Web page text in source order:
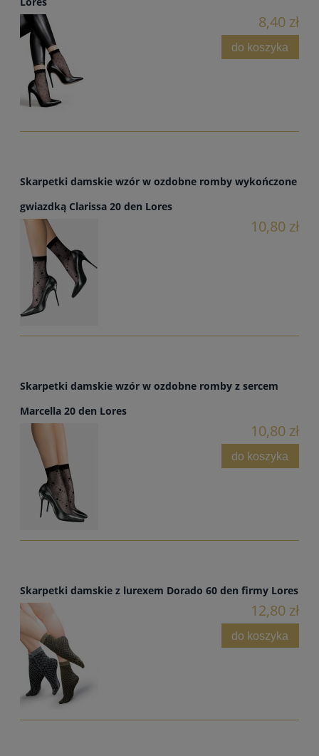
8,40 zł
do koszyka
Skarpetki damskie wzór w ozdobne romby wykończone
gwiazdką Clarissa 20 den Lores
10,80 zł
Skarpetki damskie wzór w ozdobne romby z sercem
Marcella 20 den Lores
10,80 zł
do koszyka
Skarpetki damskie z lurexem Dorado 60 den firmy Lores
12,80 zł
do koszyka